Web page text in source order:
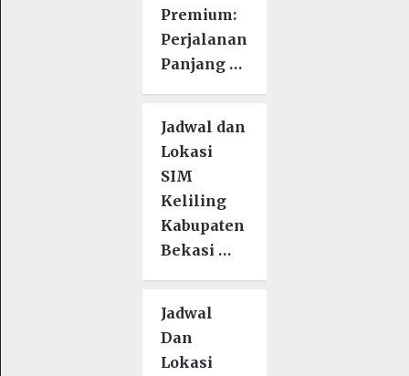
Premium:
Perjalanan
Panjang …
Jadwal dan
Lokasi
SIM
Keliling
Kabupaten
Bekasi …
Jadwal
Dan
Lokasi